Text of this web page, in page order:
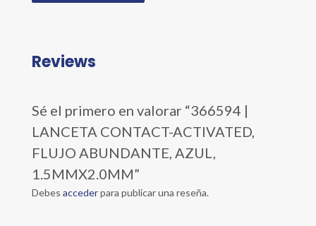
Reviews
Sé el primero en valorar “366594 |
LANCETA CONTACT-ACTIVATED,
FLUJO ABUNDANTE, AZUL,
1.5MMX2.0MM”
Debes accederpara publicar una reseña.